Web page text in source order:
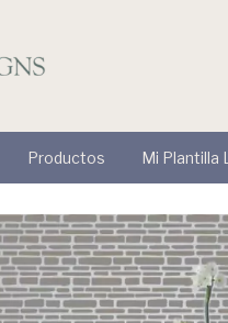
Productos Mi Plantilla